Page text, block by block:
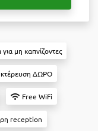
μη καπνίζοντες
ΔΩΡΟ
Free WiFi
reception